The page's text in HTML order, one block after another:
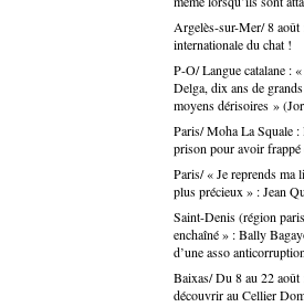
législateur. Et on ne
Ouillade.eu :
traversent une
Jérôme Montes : «
artisans font face à
: charges en hausse,
difficultés de
Et dans un
présente des
identifiées, ces
Le pouvoir d’achat
ça touche
veux pas verser dans
aussi beaucoup de
d’énergie, beaucoup
certains journalistes
désormais, les
Argelès-sur-Mer/ 8 août
internationale du chat !
P-O/ Langue catalane :
Delga, dix ans de
moyens dérisoires »
Paris/ Moha La Squale :
prison pour avoir frappé
Paris/ « Je reprends ma
plus précieux » : Jean
Saint-Denis (région
enchaîné » : Bally
d’une asso anticorruption
Baixas/ Du 8 au 22
découvrir au Cellier